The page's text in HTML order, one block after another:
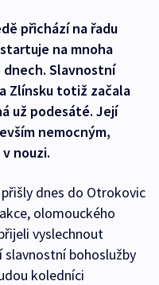
přichází na řadu
na mnoha
Slavnostní
Zlínsku totiž začala
už podesáté. Její
nemocným,
nouzi.
dnes do Otrokovic
olomouckého
vyslechnout
slavnostní bohoslužby
koledníci